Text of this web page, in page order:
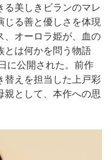
る美しきビランのマレ
じる善と優しさを体現
、オーロラ姫が、血の
とは何かを問う物語
に公開された。前作
替えを担当した上戸彩
親として、本作への思